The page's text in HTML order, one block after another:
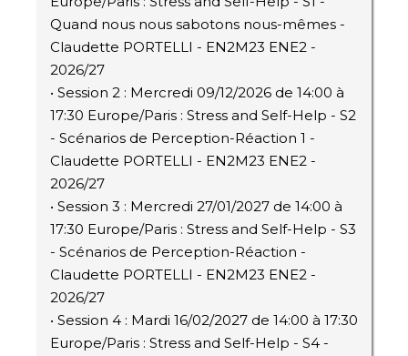
Quand nous nous sabotons nous-mêmes -
Claudette PORTELLI - EN2M23 ENE2 -
2026/27
• Session 2 : Mercredi 09/12/2026 de 14:00 à
17:30 Europe/Paris : Stress and Self-Help - S2
- Scénarios de Perception-Réaction 1 -
Claudette PORTELLI - EN2M23 ENE2 -
2026/27
• Session 3 : Mercredi 27/01/2027 de 14:00 à
17:30 Europe/Paris : Stress and Self-Help - S3
- Scénarios de Perception-Réaction -
Claudette PORTELLI - EN2M23 ENE2 -
2026/27
• Session 4 : Mardi 16/02/2027 de 14:00 à 17:30
Europe/Paris : Stress and Self-Help - S4 -